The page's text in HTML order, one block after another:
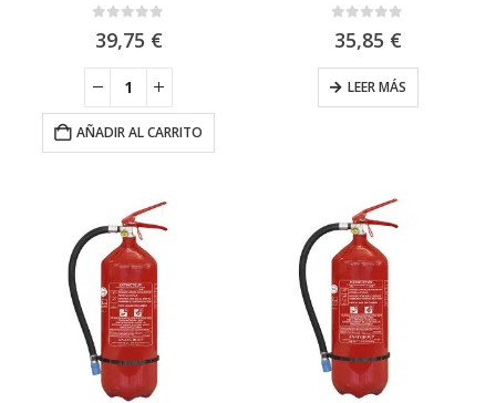
39,75 €
AÑADIR AL CARRITO
35,85 €
LEER MÁS